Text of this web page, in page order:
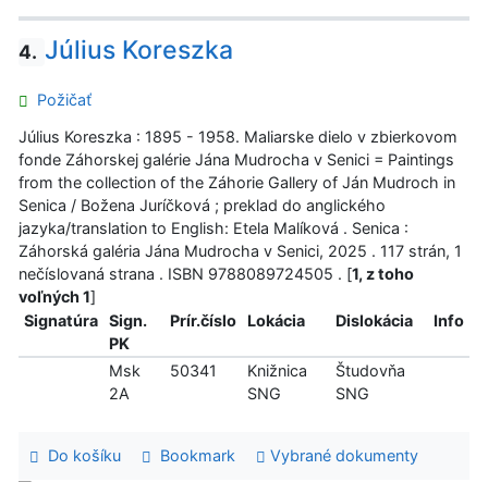
4. Július Koreszka
Požičať
Július Koreszka : 1895 - 1958. Maliarske dielo v zbierkovom
fonde Záhorskej galérie Jána Mudrocha v Senici = Paintings
from the collection of the Záhorie Gallery of Ján Mudroch in
Senica / Božena Juríčková ; preklad do anglického
jazyka/translation to English: Etela Malíková . Senica :
Záhorská galéria Jána Mudrocha v Senici, 2025 . 117 strán, 1
nečíslovaná strana . ISBN 9788089724505 . [1, z toho
voľných 1]
Signatúra
Sign.
PK
Prír.číslo Lokácia Dislokácia Info
Msk
2A
50341
Knižnica
SNG
Študovňa
SNG
Do košíku Bookmark Vybrané dokumenty